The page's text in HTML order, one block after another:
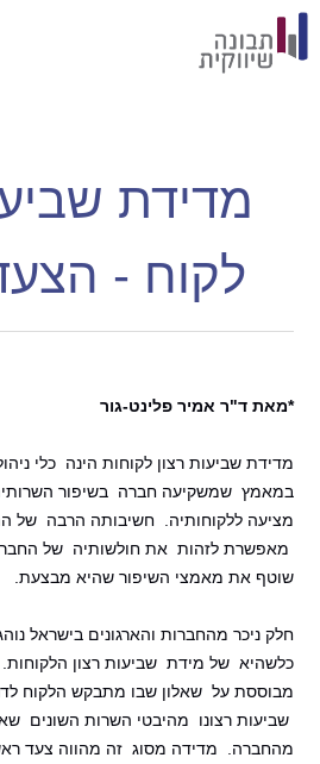
מדידת
לקוח -
*מאת ד"ר אמיר פלינט-גור
מדידת שביעות רצון לקוחות הינה כלי
במאמץ שמשקיעה חברה בשיפור
מציעה ללקוחותיה. חשיבותה הרבה של
מאפשרתלזהות את חולשותיה של
שוטף את מאמצי השיפור שהיא מבצעת.
חלק ניכר מהחברות והארגונים בישראל
כלשהיא של מידת שביעות רצון הלקוחות.
מבוססת על שאלון שבו מתבקש הלקוח
שביעותרצונו מהיבטי השרות השונים
מהחברה. מדידה מסוג זה מהווה צעד